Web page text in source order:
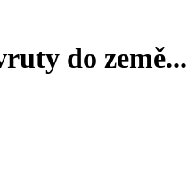
do země...